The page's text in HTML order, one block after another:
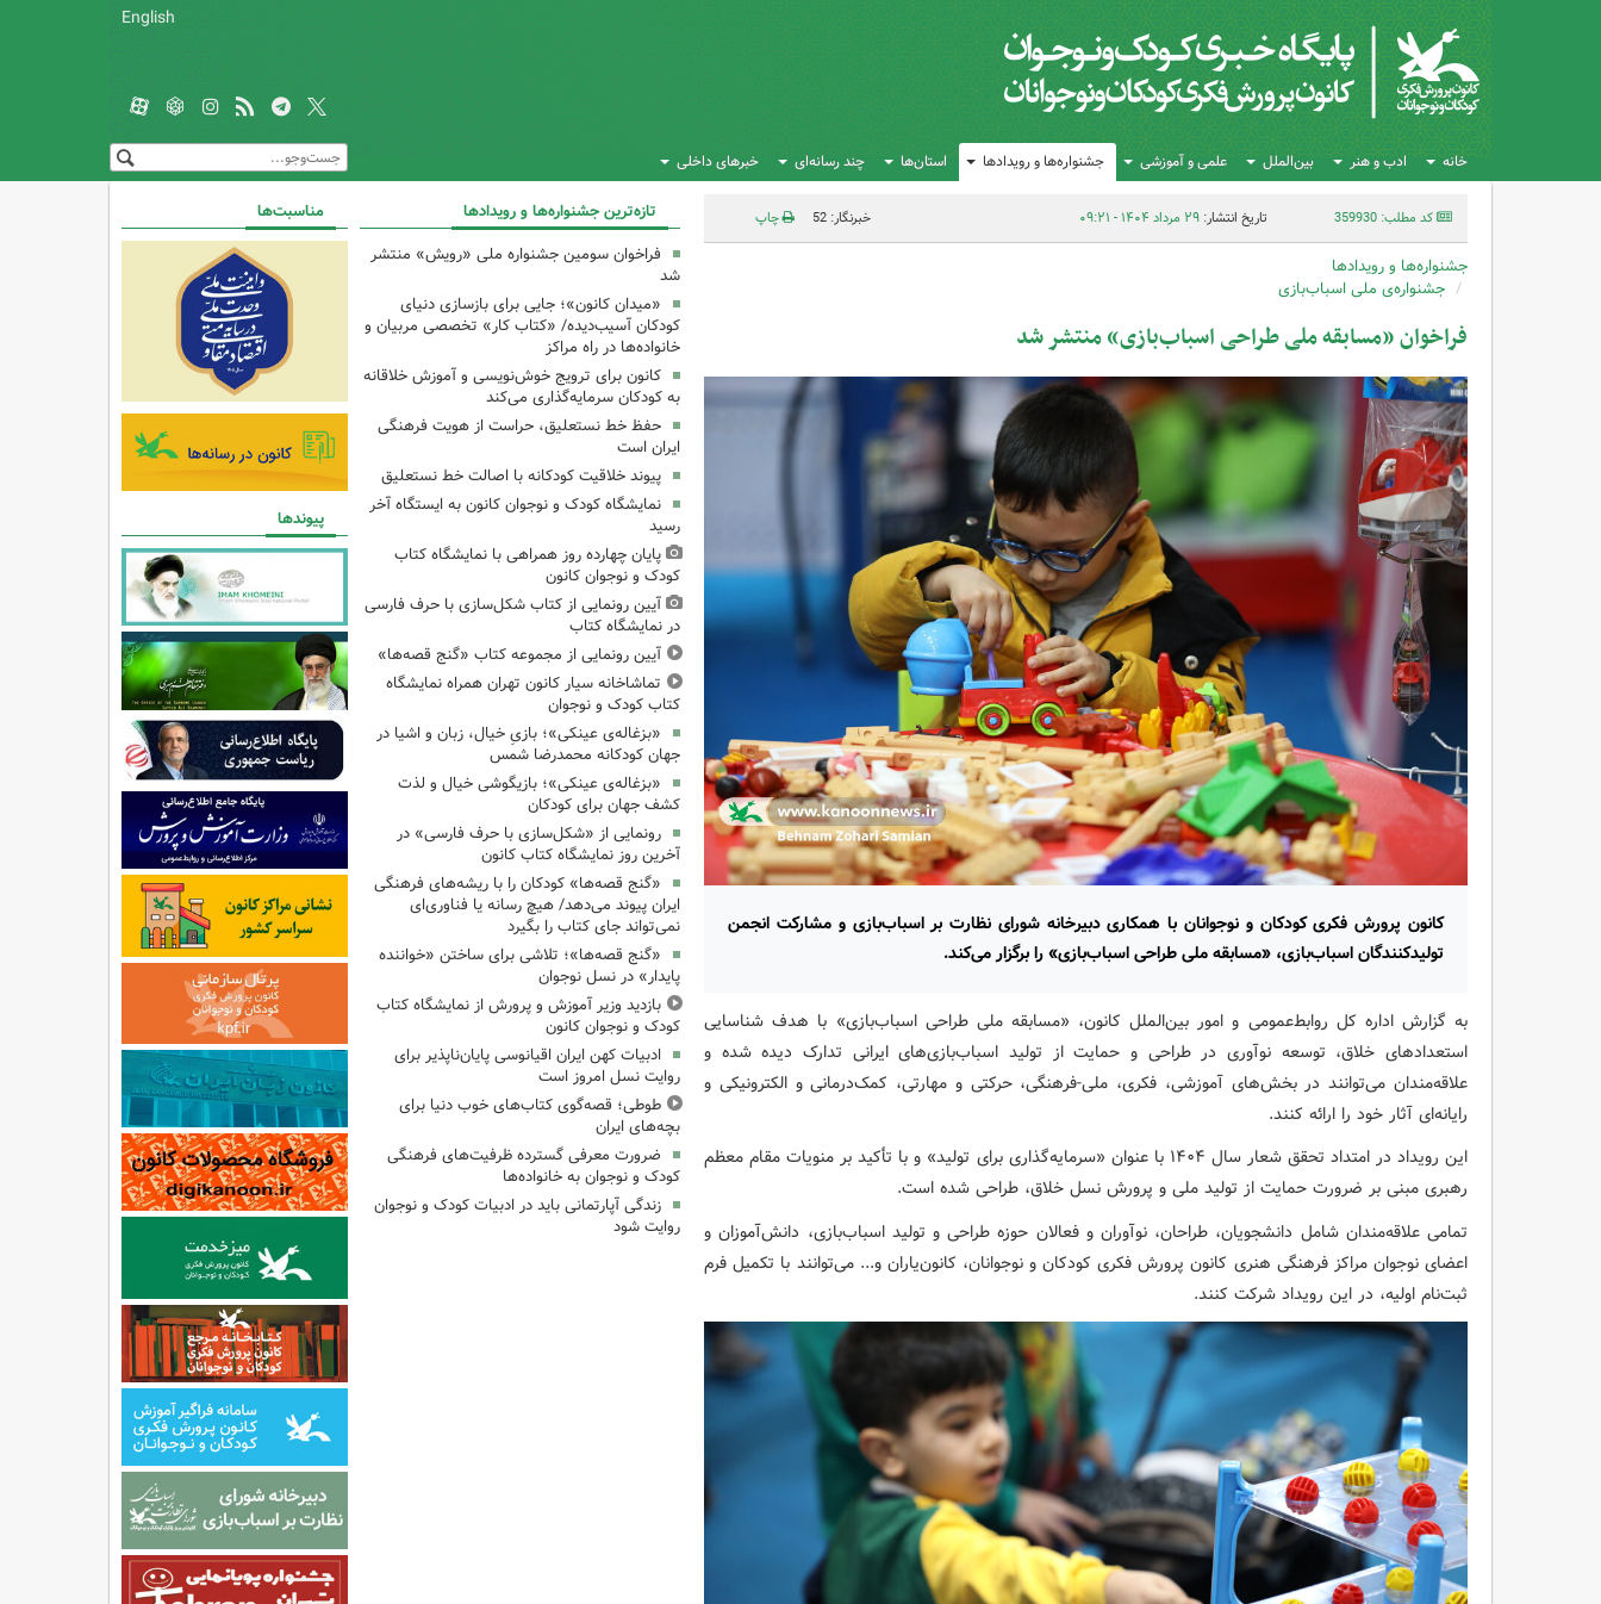
English
خانه ادب و هنر بین‌الملل علمی و آموزشی جشنواره‌ها و رویدادها استان‌ها چند رسانه‌ای خبرهای داخلی
کد مطلب: 359930 تاریخ انتشار:۲۹ مرداد ۱۴۰۴ - ۰۹:۲۱ خبرنگار: 52 چاپ
جشنواره‌ها و رویدادها
جشنواره‌ی ملی اسباب‌بازی
فراخوان «مسابقه ملی طراحی اسباب‌بازی» منتشر شد
کانون پرورش فکری کودکان و نوجوانان با همکاری دبیرخانه شورای نظارت بر اسباب‌بازی و مشارکت انجمن
تولیدکنندگان اسباب‌بازی، «مسابقه ملی طراحی اسباب‌بازی» را برگزار می‌کند.
به گزارش اداره کل روابط‌عمومی و امور بین‌الملل کانون، «مسابقه ملی طراحی اسباب‌بازی» با هدف شناسایی
استعدادهای خلاق، توسعه نوآوری در طراحی و حمایت از تولید اسباب‌بازی‌های ایرانی تدارک دیده شده و
علاقه‌مندان می‌توانند در بخش‌های آموزشی، فکری، ملی-فرهنگی، حرکتی و مهارتی، کمک‌درمانی و الکترونیکی و
رایانه‌ای آثار خود را ارائه کنند.
این رویداد در امتداد تحقق شعار سال ۱۴۰۴ با عنوان «سرمایه‌گذاری برای تولید» و با تأکید بر منویات مقام معظم
رهبری مبنی بر ضرورت حمایت از تولید ملی و پرورش نسل خلاق، طراحی شده است.
تمامی علاقه‌مندان شامل دانشجویان، طراحان، نوآوران و فعالان حوزه طراحی و تولید اسباب‌بازی، دانش‌آموزان و
اعضای نوجوان مراکز فرهنگی هنری کانون پرورش فکری کودکان و نوجوانان، کانون‌یاران و... می‌توانند با تکمیل فرم
ثبت‌نام اولیه، در این رویداد شرکت کنند.
تازه‌ترین جشنواره‌ها و رویدادها
فراخوان سومین جشنواره ملی «رویش» منتشر
شد
«میدان کانون»؛ جایی برای بازسازی دنیای
کودکان آسیب‌دیده/ «کتاب کار» تخصصی مربیان و
خانواده‌ها در راه مراکز
کانون برای ترویج خوش‌نویسی و آموزش خلاقانه
به کودکان سرمایه‌گذاری می‌کند
حفظ خط نستعلیق، حراست از هویت فرهنگی
ایران است
پیوند خلاقیت کودکانه با اصالت خط نستعلیق
نمایشگاه کودک و نوجوان کانون به ایستگاه آخر
رسید
پایان چهارده روز همراهی با نمایشگاه کتاب
کودک و نوجوان کانون
آیین رونمایی از کتاب شکل‌سازی با حرف فارسی
در نمایشگاه کتاب
آیین رونمایی از مجموعه کتاب «گنج قصه‌ها»
تماشاخانه سیار کانون تهران همراه نمایشگاه
کتاب کودک و نوجوان
«بزغاله‌ی عینکی»؛ بازیِ خیال، زبان و اشیا در
جهان کودکانه محمدرضا شمس
«بزغاله‌ی عینکی»؛ بازیگوشی خیال و لذت
کشف جهان برای کودکان
رونمایی از «شکل‌سازی با حرف فارسی» در
آخرین روز نمایشگاه کتاب کانون
«گنج قصه‌ها» کودکان را با ریشه‌های فرهنگی
ایران پیوند می‌دهد/ هیچ رسانه یا فناوری‌ای
نمی‌تواند جای کتاب را بگیرد
«گنج قصه‌ها»؛ تلاشی برای ساختن «خواننده
پایدار» در نسل نوجوان
بازدید وزیر آموزش و پرورش از نمایشگاه کتاب
کودک و نوجوان کانون
ادبیات کهن ایران اقیانوسی پایان‌ناپذیر برای
روایت نسل امروز است
طوطی؛ قصه‌گوی کتاب‌های خوب دنیا برای
بچه‌های ایران
ضرورت معرفی گسترده ظرفیت‌های فرهنگی
کودک و نوجوان به خانواده‌ها
زندگی آپارتمانی باید در ادبیات کودک و نوجوان
روایت شود
مناسبت‌ها
پیوندها